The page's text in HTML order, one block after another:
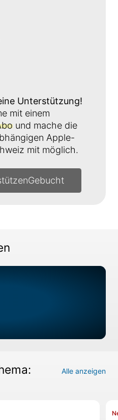
Unterstützung!
mit einem
und mache die
Apple-
mit möglich.
Alle anzeigen